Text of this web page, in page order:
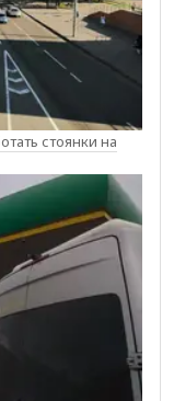
стоянки на